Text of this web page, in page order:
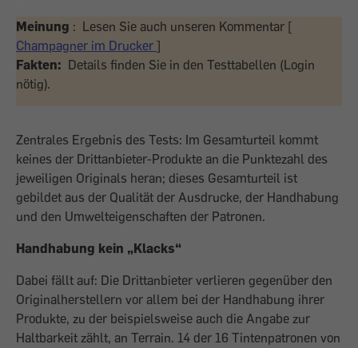
Meinung : Lesen Sie auch unseren Kommentar [
Champagner im Drucker ]
Fakten: Details finden Sie in den Testtabellen (Login
nötig).
Zentrales Ergebnis des Tests: Im Gesamturteil kommt
keines der Drittanbieter-Produkte an die Punktezahl des
jeweiligen Originals heran; dieses Gesamturteil ist
gebildet aus der Qualität der Ausdrucke, der Handhabung
und den Umwelteigenschaften der Patronen.
Handhabung kein „Klacks“
Dabei fällt auf: Die Drittanbieter verlieren gegenüber den
Originalherstellern vor allem bei der Handhabung ihrer
Produkte, zu der beispielsweise auch die Angabe zur
Haltbarkeit zählt, an Terrain. 14 der 16 Tintenpatronen von